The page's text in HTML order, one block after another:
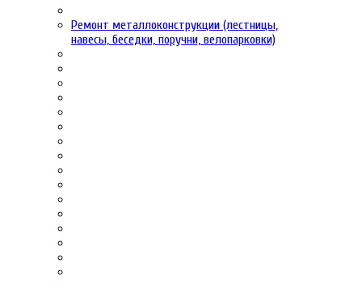
Ремонт металлоконструкции (лестницы,
навесы, беседки, поручни, велопарковки)